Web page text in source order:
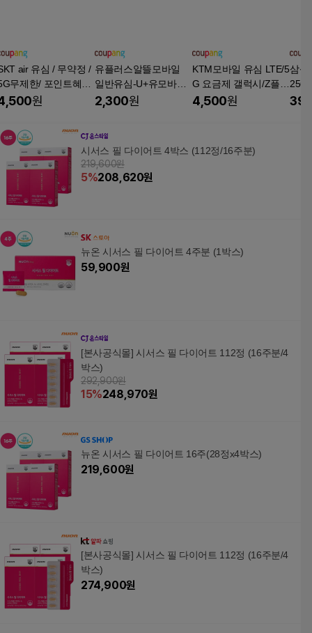
air 유심 / 무약정 /
무제한/ 포인트혜택
자급제 / 알뜰폰 고민
원
유플러스알뜰모바일
일반유심-U+유모바일
알뜰폰 유심 LTE/5G요
2,300원
KTM모바일 유심 LTE/5
G 요금제 갤럭시/Z플립
7/아이폰17 자급제 사
4,500원
삼성
성품
시서스 필 다이어트 4박스 (112정/16주분)
219,600원
5%208,620원
뉴온 시서스 필 다이어트 4주분 (1박스)
59,900원
[본사공식몰] 시서스 필 다이어트 112정 (16주분/4
박스)
292,900원
15%248,970원
뉴온 시서스 필 다이어트 16주(28정x4박스)
219,600원
[본사공식몰] 시서스 필 다이어트 112정 (16주분/4
박스)
274,900원